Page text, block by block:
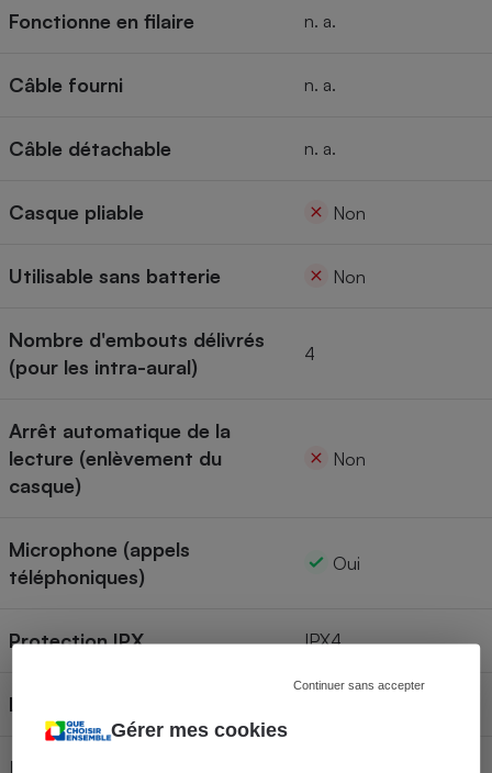
Gérer mes cookies
Continuer sans accepter
Fonctionne en filaire n. a.
Câble fourni n. a.
Câble détachable n. a.
Casque pliable Non
Utilisable sans batterie Non
Nombre d'embouts délivrés
(pour les intra-aural)
4
Arrêt automatique de la
lecture (enlèvement du
casque)
Non
Microphone (appels
téléphoniques)
Oui
Protection IPX IPX4
Localisation GPS via App